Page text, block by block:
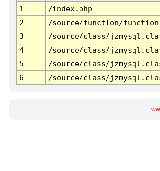
1
/index.php
2
/source/function/
3
/source/class/
4
/source/class/
5
/source/class/
6
/source/class/